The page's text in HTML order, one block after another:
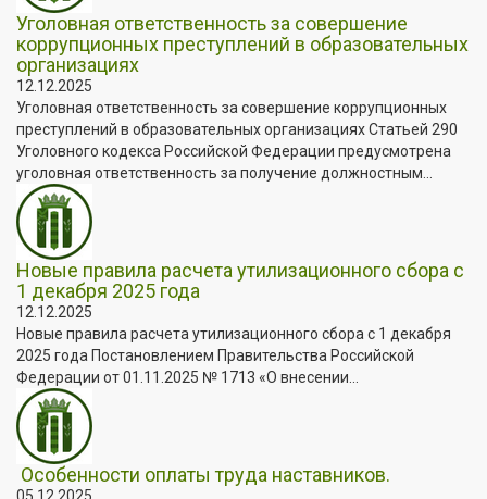
Уголовная ответственность за совершение
коррупционных преступлений в образовательных
организациях
12.12.2025
Уголовная ответственность за совершение коррупционных
преступлений в образовательных организациях Статьей 290
Уголовного кодекса Российской Федерации предусмотрена
уголовная ответственность за получение должностным...
Новые правила расчета утилизационного сбора с
1 декабря 2025 года
12.12.2025
Новые правила расчета утилизационного сбора с 1 декабря
2025 года Постановлением Правительства Российской
Федерации от 01.11.2025 № 1713 «О внесении...
Особенности оплаты труда наставников.